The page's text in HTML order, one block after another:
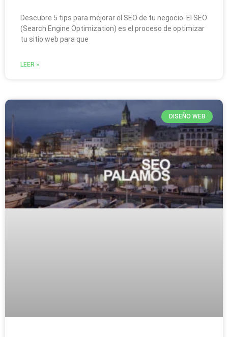
Descubre 5 tips para mejorar el SEO de tu negocio. El SEO
(Search Engine Optimization) es el proceso de optimizar
tu sitio web para que
LEER »
DISEÑO WEB